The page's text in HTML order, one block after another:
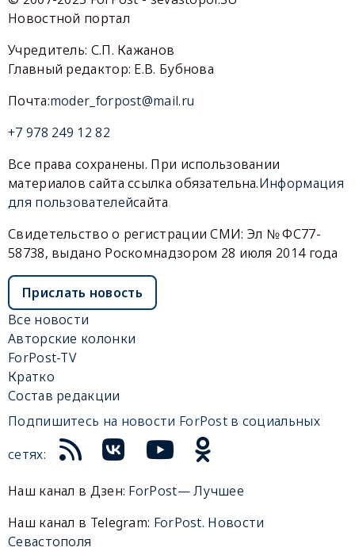
Новостной портал
Учредитель: С.П. Кажанов
Главный редактор: Е.В. Бубнова
Почта:moder_forpost@mail.ru
+7 978 249 12 82
Все права сохранены. При использовании
материалов сайта ссылка обязательна.Информация
для пользователейсайта
Свидетельство о регистрации СМИ: Эл № ФС77-
58738, выдано Роскомнадзором 28 июля 2014 года
Прислать новость
Все новости
Авторские колонки
ForPost-TV
Кратко
Состав редакции
Подпишитесь на новости ForPost в социальных
сетях:
Наш канал в Дзен: ForPost— Лучшее
Наш канал в Telegram: ForPost. Новости
Севастополя